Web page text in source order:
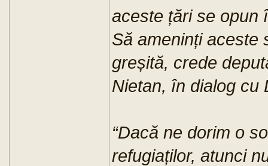
aceste țări se opun
Să ameninți aceste
greșită, crede
Nietan, în dialog cu
“Dacă ne dorim o
refugiaților, atunci